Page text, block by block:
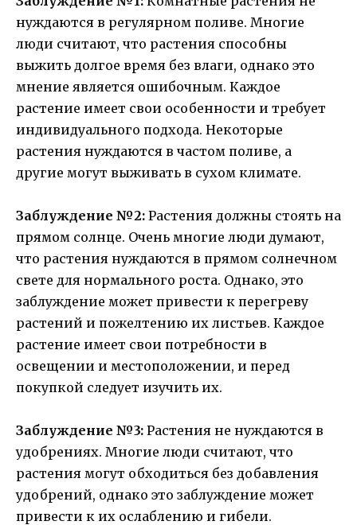
нуждаются в регулярном поливе. Многие
люди считают, что растения способны
выжить долгое время без влаги, однако это
мнение является ошибочным. Каждое
растение имеет свои особенности и требует
индивидуального подхода. Некоторые
растения нуждаются в частом поливе, а
другие могут выживать в сухом климате.
Заблуждение №2: Растения должны стоять на
прямом солнце. Очень многие люди думают,
что растения нуждаются в прямом солнечном
свете для нормального роста. Однако, это
заблуждение может привести к перегреву
растений и пожелтению их листьев. Каждое
растение имеет свои потребности в
освещении и местоположении, и перед
покупкой следует изучить их.
Заблуждение №3: Растения не нуждаются в
удобрениях. Многие люди считают, что
растения могут обходиться без добавления
удобрений, однако это заблуждение может
привести к их ослаблению и гибели.